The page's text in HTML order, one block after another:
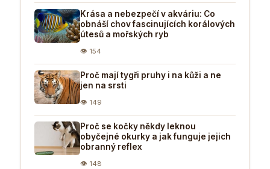
Krása a nebezpečí v akváriu: Co
obnáší chov fascinujících korálových
útesů a mořských ryb
👁 154
Proč mají tygři pruhy i na kůži a ne
jen na srsti
👁 149
Proč se kočky někdy leknou
obyčejné okurky a jak funguje jejich
obranný reflex
👁 148